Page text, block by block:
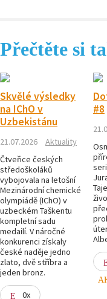
Přečtěte si
Skvělé výsledky
na IChO v
Uzbekistánu
21.07.2026
Aktuality
Čtveřice českých
středoškoláků
vybojovala na letošní
Mezinárodní chemické
olympiádě (IChO) v
uzbeckém Taškentu
kompletní sadu
medailí. V náročné
konkurenci získaly
české naděje jedno
zlato, dvě stříbra a
jeden bronz.
0x
#8